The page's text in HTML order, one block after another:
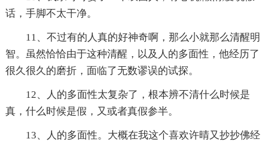
话，手脚不太干净。
11、不过有的人真的好神奇啊，那么小就那么清醒明
智。虽然恰恰由于这种清醒，以及人的多面性，他经历了
很久很久的磨折，面临了无数谬误的试探。
12、人的多面性太复杂了，根本辨不清什么时候是
真，什么时候是假，又或者真假参半。
13、人的多面性。大概在我这个喜欢许晴又抄抄佛经